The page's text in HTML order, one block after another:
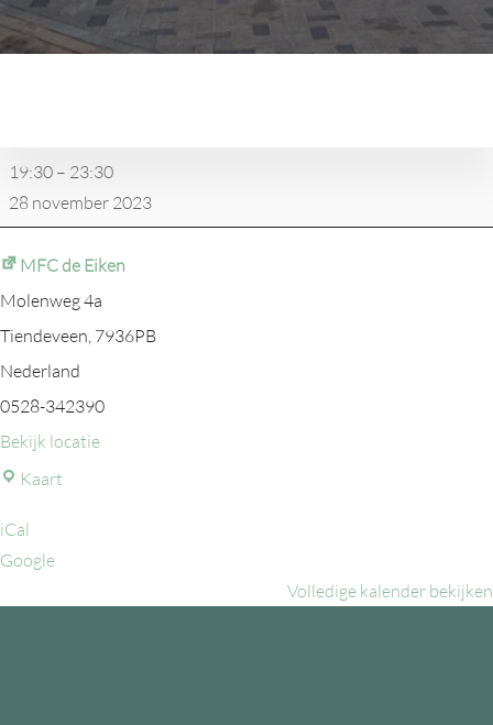
De
Lijst
19:30 – 23:30
28 november 2023
MFC de Eiken
Molenweg 4a
Tiendeveen, 7936PB
Nederland
0528-342390
Bekijk locatie
Kaart
iCal
Google
Volledige kalender bekijken